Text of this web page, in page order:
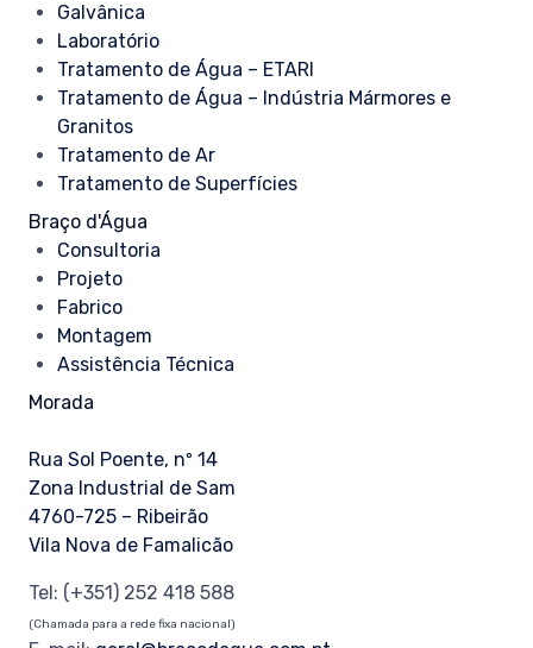
Galvânica
Laboratório
Tratamento de Água – ETARI
Tratamento de Água – Indústria Mármores e
Granitos
Tratamento de Ar
Tratamento de Superfícies
Braço d'Água
Consultoria
Projeto
Fabrico
Montagem
Assistência Técnica
Morada
Rua Sol Poente, nº 14
Zona Industrial de Sam
4760-725 – Ribeirão
Vila Nova de Famalicão
Tel: (+351) 252 418 588
(Chamada para a rede fixa nacional)